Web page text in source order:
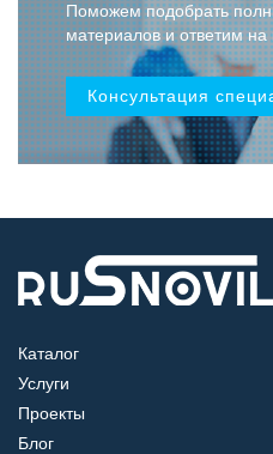
Поможем подобрать
материалов и ответим на
Консультация
Каталог
Услуги
Проекты
Блог